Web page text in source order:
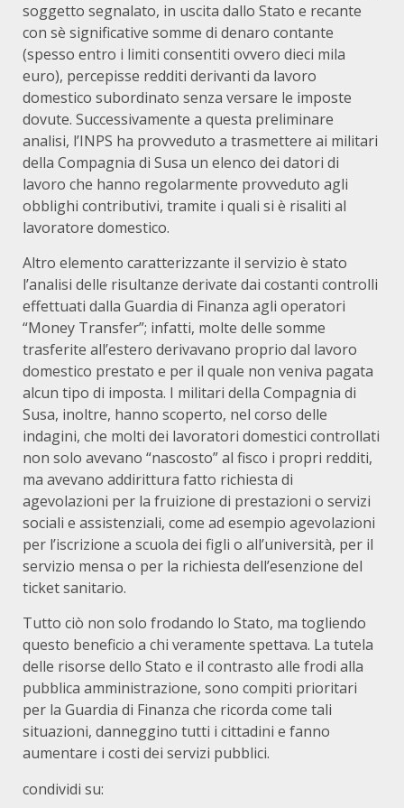
soggetto segnalato, in uscita dallo Stato e recante
con sè significative somme di denaro contante
(spesso entro i limiti consentiti ovvero dieci mila
euro), percepisse redditi derivanti da lavoro
domestico subordinato senza versare le imposte
dovute. Successivamente a questa preliminare
analisi, l’INPS ha provveduto a trasmettere ai militari
della Compagnia di Susa un elenco dei datori di
lavoro che hanno regolarmente provveduto agli
obblighi contributivi, tramite i quali si è risaliti al
lavoratore domestico.
Altro elemento caratterizzante il servizio è stato
l’analisi delle risultanze derivate dai costanti controlli
effettuati dalla Guardia di Finanza agli operatori
“Money Transfer”; infatti, molte delle somme
trasferite all’estero derivavano proprio dal lavoro
domestico prestato e per il quale non veniva pagata
alcun tipo di imposta. I militari della Compagnia di
Susa, inoltre, hanno scoperto, nel corso delle
indagini, che molti dei lavoratori domestici controllati
non solo avevano “nascosto” al fisco i propri redditi,
ma avevano addirittura fatto richiesta di
agevolazioni per la fruizione di prestazioni o servizi
sociali e assistenziali, come ad esempio agevolazioni
per l’iscrizione a scuola dei figli o all’università, per il
servizio mensa o per la richiesta dell’esenzione del
ticket sanitario.
Tutto ciò non solo frodando lo Stato, ma togliendo
questo beneficio a chi veramente spettava. La tutela
delle risorse dello Stato e il contrasto alle frodi alla
pubblica amministrazione, sono compiti prioritari
per la Guardia di Finanza che ricorda come tali
situazioni, danneggino tutti i cittadini e fanno
aumentare i costi dei servizi pubblici.
condividi su: